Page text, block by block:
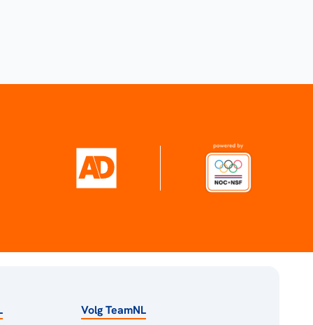
Volg TeamNL